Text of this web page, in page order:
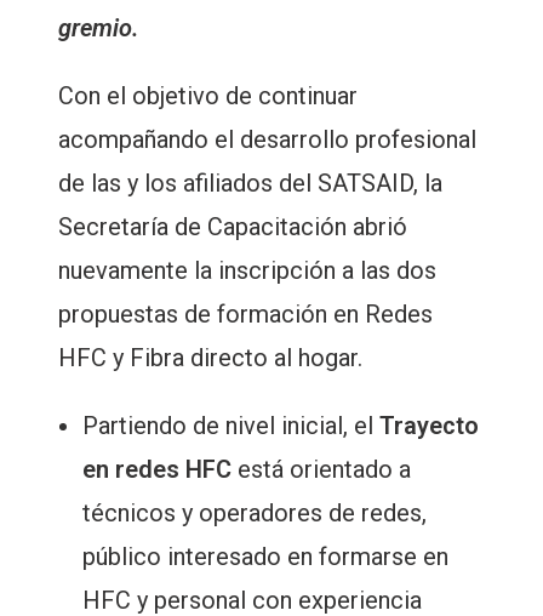
gremio.
Con el objetivo de continuar
acompañando el desarrollo profesional
de las y los afiliados del SATSAID, la
Secretaría de Capacitación abrió
nuevamente la inscripción a las dos
propuestas de formación en Redes
HFC y Fibra directo al hogar.
Partiendo de nivel inicial, el Trayecto
en redes HFC está orientado a
técnicos y operadores de redes,
público interesado en formarse en
HFC y personal con experiencia